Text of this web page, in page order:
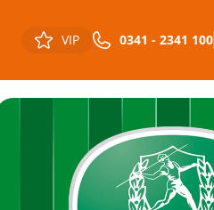
VIP 0341 - 2341 100